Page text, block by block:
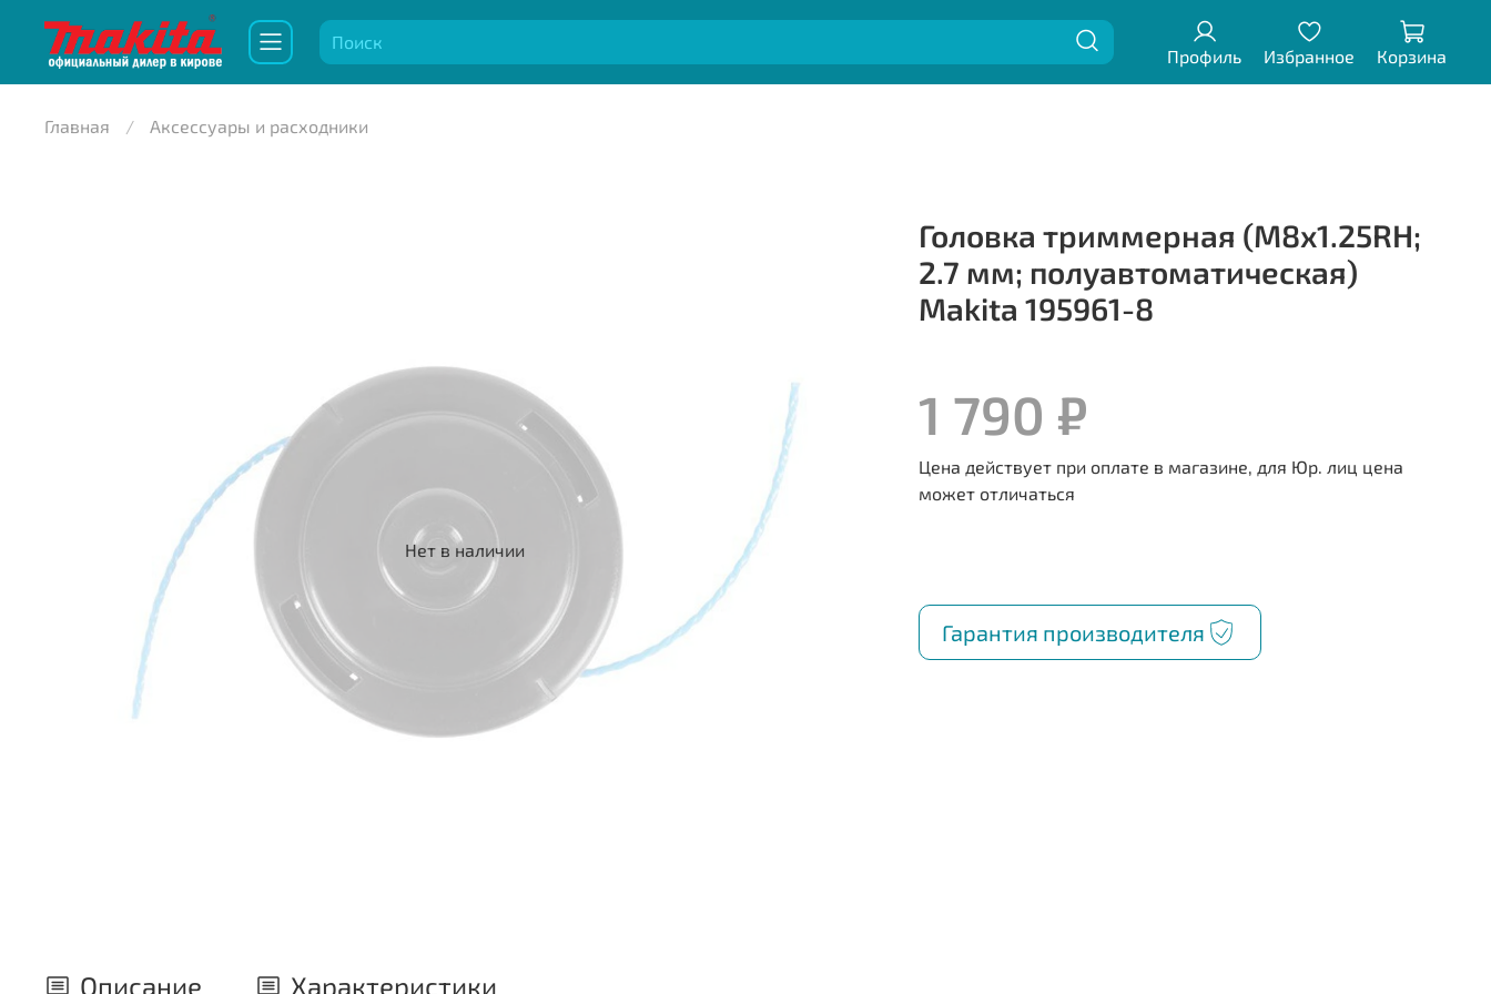
Профиль Избранное Корзина
Главная Аксессуары и расходники
Нет в наличии
Головка триммерная (М8х1.25RH;
2.7 мм; полуавтоматическая)
Makita 195961-8
1 790 ₽
Гарантия производителя
Описание Характеристики